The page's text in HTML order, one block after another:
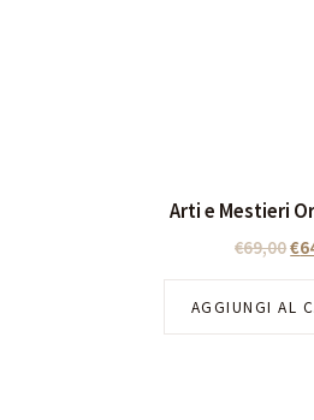
Arti e Mestieri
€69,00€
AGGIUNGI AL